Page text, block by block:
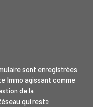
sont enregistrées
Immo agissant comme
de la
qui reste